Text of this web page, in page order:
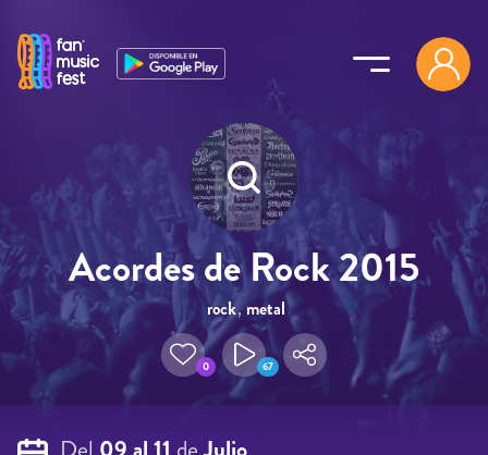
Acordes de Rock 2015
rock,metal
0 67